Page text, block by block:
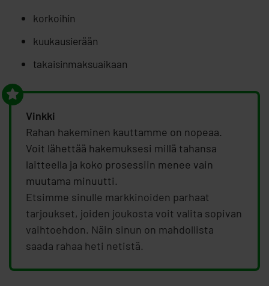
korkoihin
kuukausierään
takaisinmaksuaikaan
Vinkki
Rahan hakeminen kauttamme on nopeaa.
Voit lähettää hakemuksesi millä tahansa
laitteella ja koko prosessiin menee vain
muutama minuutti.
Etsimme sinulle markkinoiden parhaat
tarjoukset, joiden joukosta voit valita sopivan
vaihtoehdon. Näin sinun on mahdollista
saada rahaa heti netistä.